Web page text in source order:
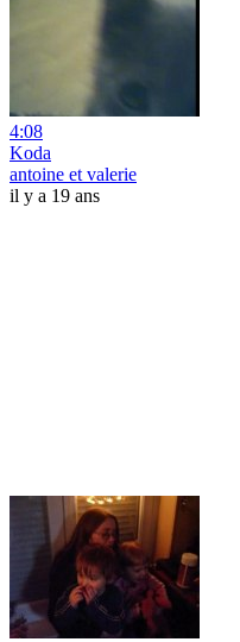
4:08
Koda
antoine et valerie
il y a 19 ans